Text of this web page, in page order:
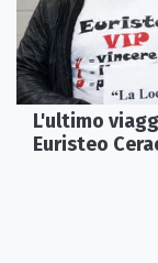
L'ultimo
Euristeo